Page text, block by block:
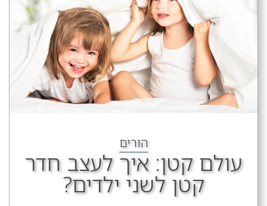
הורים
עולם קטן: איך לעצב חדר
קטן לשני ילדים?